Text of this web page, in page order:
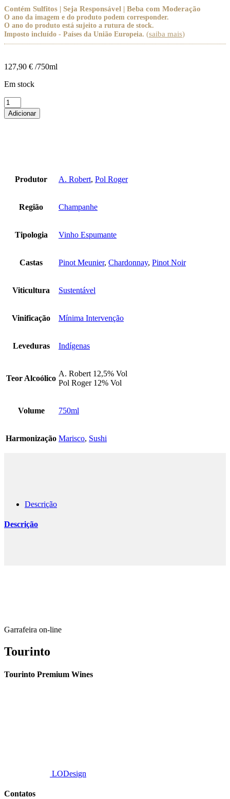
Contém Sulfitos | Seja Responsável | Beba com Moderação
O ano da imagem e do produto podem corresponder.
O ano do produto está sujeito a rutura de stock.
Imposto incluído - Países da União Europeia. (saiba mais)
127,90 € /750ml
Em stock
Quantidade
de
Pack
Adicionar
Produtor A. Robert, Pol Roger
Região Champanhe
Tipologia Vinho Espumante
Castas Pinot Meunier, Chardonnay, Pinot Noir
Viticultura Sustentável
Vinificação Mínima Intervenção
Leveduras Indígenas
Teor Alcoólico
A. Robert 12,5% Vol
Pol Roger 12% Vol
Volume 750ml
Harmonização Marisco, Sushi
Descrição
Descrição
Garrafeira on-line
Tourinto
Tourinto Premium Wines
LODesign
Contatos